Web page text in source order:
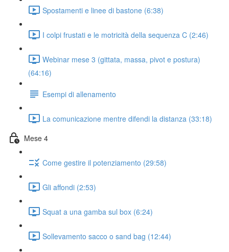
Spostamenti e linee di bastone (6:38)
I colpi frustati e le motricità della sequenza C (2:46)
Webinar mese 3 (gittata, massa, pivot e postura)
(64:16)
Esempi di allenamento
La comunicazione mentre difendi la distanza (33:18)
Mese 4
Come gestire il potenziamento (29:58)
Gli affondi (2:53)
Squat a una gamba sul box (6:24)
Sollevamento sacco o sand bag (12:44)